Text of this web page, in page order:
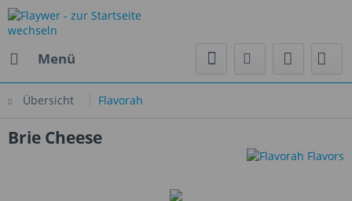
Menü
Übersicht Flavorah
Brie Cheese